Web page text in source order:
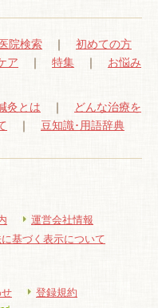
院検索 ｜ 初めての方
ア ｜ 特集 ｜ お悩み
灸とは ｜ どんな治療を
｜ 豆知識･用語辞典
運営会社情報
基づく表示について
登録規約